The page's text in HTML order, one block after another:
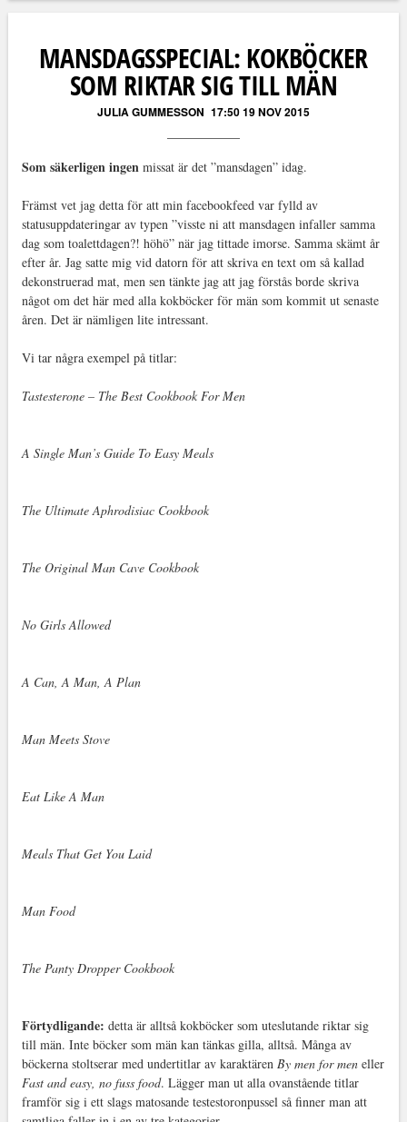
MANSDAGSSPECIAL: KOKBÖCKER
SOM RIKTAR SIG TILL MÄN
JULIA GUMMESSON 17:50 19 NOV 2015
Som säkerligen ingenmissat är det ”mansdagen” idag.
Främst vet jag detta för att min facebookfeed var fylld av
statusuppdateringar av typen ”visste ni att mansdagen infaller samma
dag som toalettdagen?! höhö” när jag tittade imorse. Samma skämt år
efter år. Jag satte mig vid datorn för att skriva en text om så kallad
dekonstruerad mat, men sen tänkte jag att jag förstås borde skriva
något om det här med alla kokböcker för män som kommit ut senaste
åren. Det är nämligen lite intressant.
Vi tar några exempel på titlar:
Tastesterone – The Best Cookbook For Men
A Single Man’s Guide To Easy Meals
The Ultimate Aphrodisiac Cookbook
The Original Man Cave Cookbook
No Girls Allowed
A Can, A Man, A Plan
Man Meets Stove
Eat Like A Man
Meals That Get You Laid
Man Food
The Panty Dropper Cookbook
Förtydligande: detta är alltså kokböcker som uteslutande riktar sig
till män. Inte böcker som män kan tänkas gilla, alltså. Många av
böckerna stoltserar med undertitlar av karaktären By men for meneller
Fast and easy, no fuss food. Lägger man ut alla ovanstående titlar
framför sig i ett slags matosande testestoronpussel så finner man att